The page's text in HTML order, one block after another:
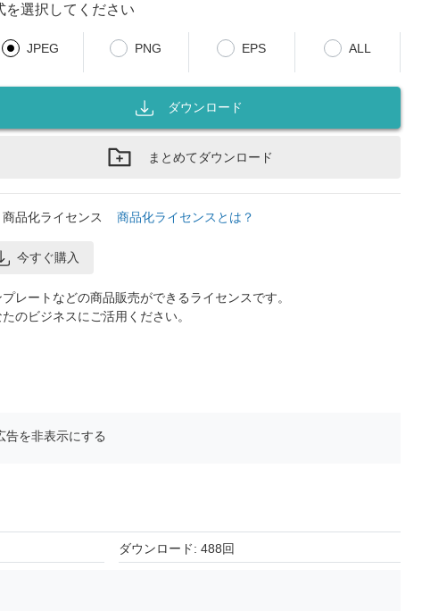
を選択してください
JPEG PNG EPS ALL
ダウンロード
まとめてダウンロード
商品化ライセンス 商品化ライセンスとは？
今すぐ購入
プレートなどの商品販売ができるライセンスです。
たのビジネスにご活用ください。
告を非表示にする
ダウンロード: 488回